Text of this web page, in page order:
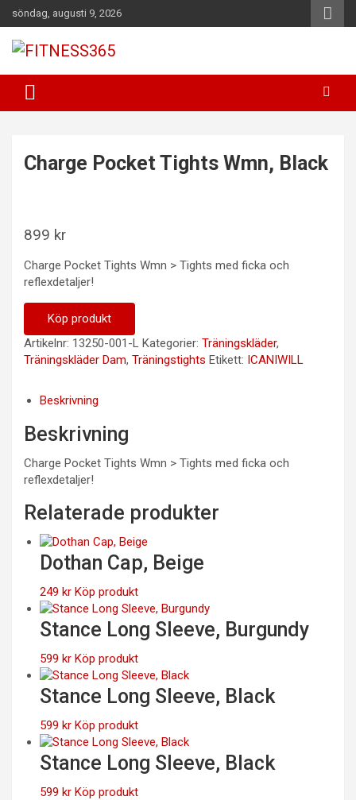
Hoppa
till
innehåll
söndag, augusti 9, 2026
FITNESS365
Charge Pocket Tights Wmn, Black
899 kr
Charge Pocket Tights Wmn > Tights med ficka och
reflexdetaljer!
Köp produkt
Artikelnr: 13250-001-L Kategorier: Träningskläder,
Träningskläder Dam, Träningstights Etikett: ICANIWILL
Beskrivning
Beskrivning
Charge Pocket Tights Wmn > Tights med ficka och
reflexdetaljer!
Relaterade produkter
Dothan Cap, Beige
249 kr Köp produkt
Stance Long Sleeve, Burgundy
599 kr Köp produkt
Stance Long Sleeve, Black
599 kr Köp produkt
Stance Long Sleeve, Black
599 kr Köp produkt